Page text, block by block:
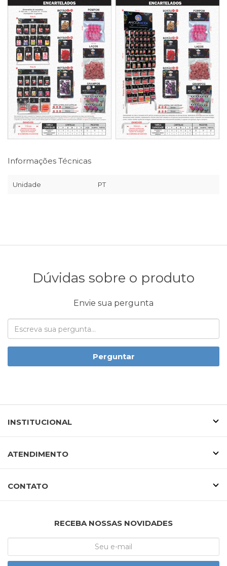
Informações Técnicas
Unidade PT
Dúvidas sobre o produto
Envie sua pergunta
Perguntar
INSTITUCIONAL
ATENDIMENTO
CONTATO
RECEBA NOSSAS NOVIDADES